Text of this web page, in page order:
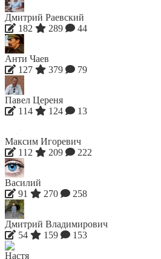
Дмитрий Раевский
182
289 44
Анти Чаев
127
379 79
Павел Цереня
114
124 13
Максим Игоревич
112
209 222
Василий
91
270 258
Дмитрий Владимирович
54
159 153